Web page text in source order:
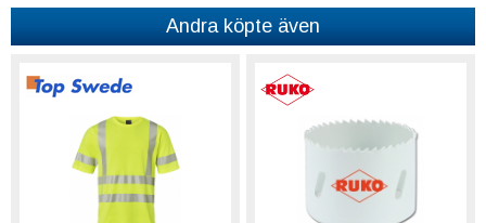
Andra köpte även